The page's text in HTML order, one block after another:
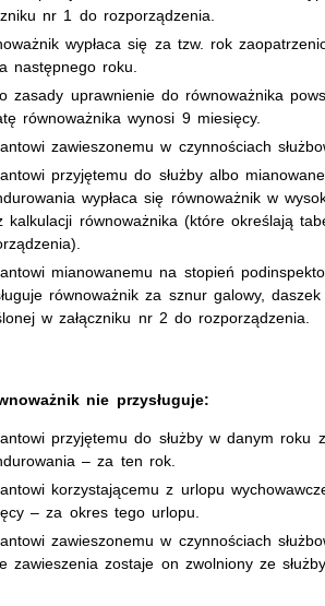
nr 1 do rozporządzenia.
wypłaca się za tzw. rok
następnego roku.
zasady uprawnienie do równoważnika
równoważnika wynosi 9 miesięcy.
zawieszonemu w czynnościach
przyjętemu do służby albo
wypłaca się równoważnik w
kalkulacji równoważnika (które określają
mianowanemu na stopień
równoważnik za sznur galowy,
w załączniku nr 2 do rozporządzenia.
nie przysługuje:
przyjętemu do służby w danym roku
– za ten rok.
korzystającemu z urlopu
– za okres tego urlopu.
zawieszonemu w czynnościach
zawieszenia zostaje on zwolniony ze